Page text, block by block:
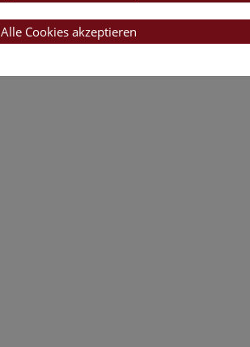
Alle Cookies akzeptieren